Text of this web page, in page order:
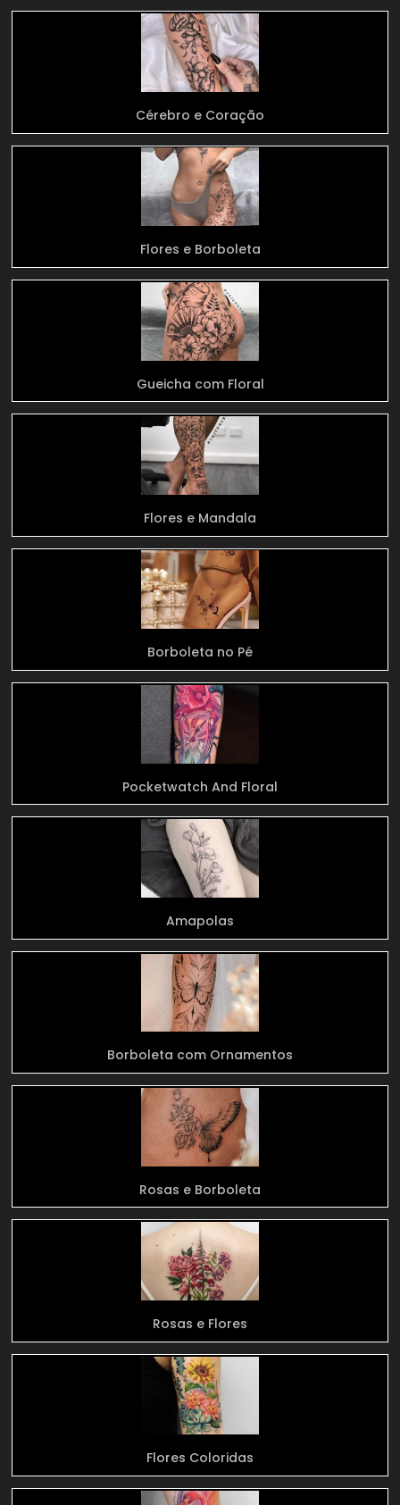
Cérebro e Coração
Flores e Borboleta
Gueicha com Floral
Flores e Mandala
Borboleta no Pé
Pocketwatch And Floral
Amapolas
Borboleta com Ornamentos
Rosas e Borboleta
Rosas e Flores
Flores Coloridas